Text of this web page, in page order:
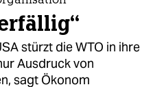
stürzt die WTO in ihre
Ausdruck von
sagt Ökonom